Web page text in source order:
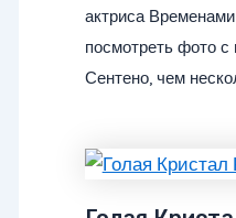
актриса
посмотреть фото
Сентено, чем